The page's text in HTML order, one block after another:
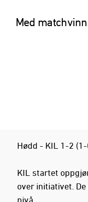
Med
Hødd - KIL 1-2
KIL startet
over initiativet.
nivå.